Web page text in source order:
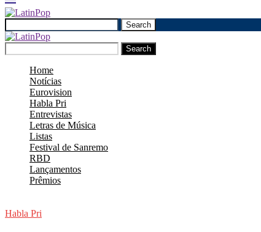
Search
Search
Home
Notícias
Eurovision
Habla Pri
Entrevistas
Letras de Música
Listas
Festival de Sanremo
RBD
Lançamentos
Prêmios
Habla Pri